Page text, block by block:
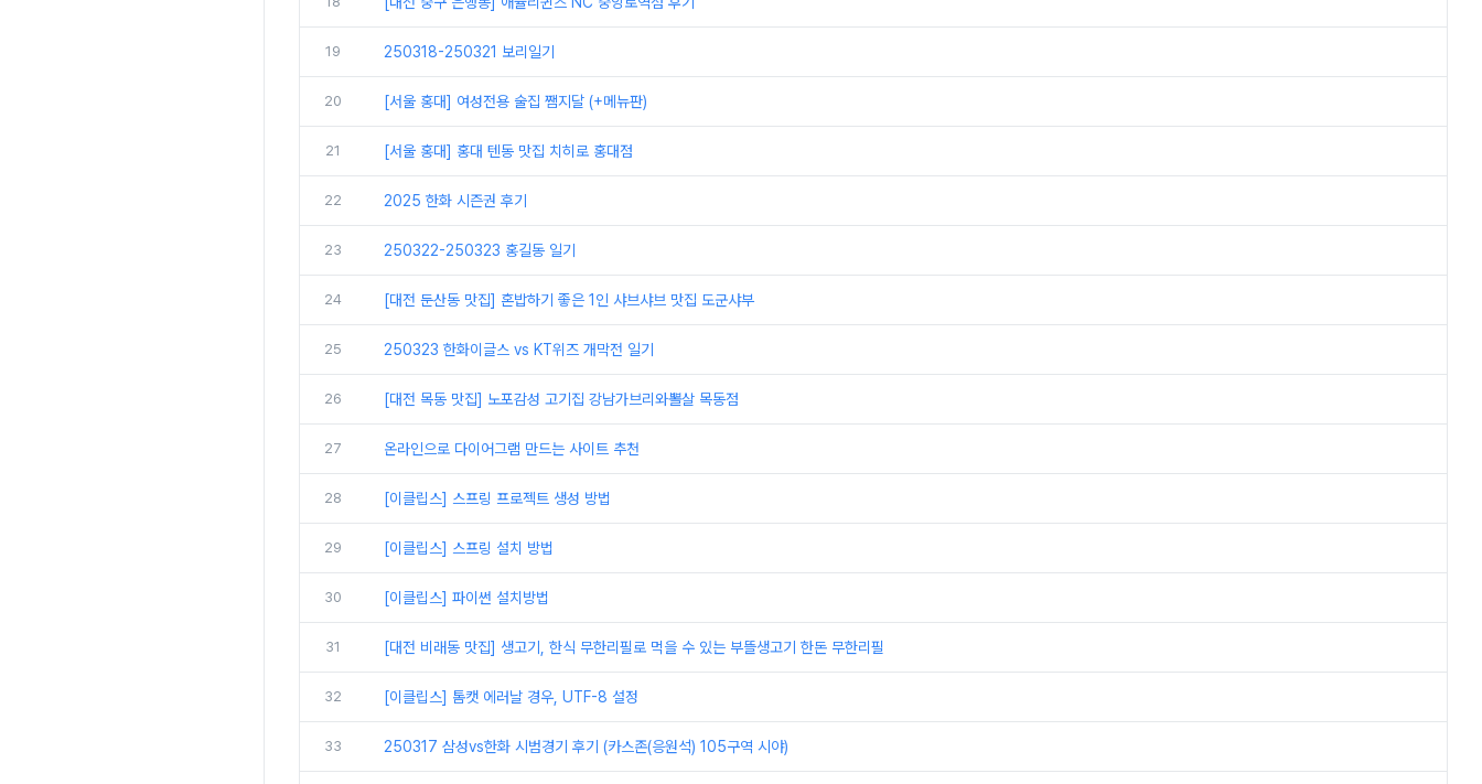
19 250318-250321 보리일기
20 [서울 홍대] 여성전용 술집 쨈지달 (+메뉴판)
21 [서울 홍대] 홍대 텐동 맛집 치히로 홍대점
22 2025 한화 시즌권 후기
23 250322-250323 홍길동 일기
24 [대전 둔산동 맛집] 혼밥하기 좋은 1인 샤브샤브 맛집 도군샤부
25 250323 한화이글스 vs KT위즈 개막전 일기
26 [대전 목동 맛집] 노포감성 고기집 강남가브리와뽈살 목동점
27 온라인으로 다이어그램 만드는 사이트 추천
28 [이클립스] 스프링 프로젝트 생성 방법
29 [이클립스] 스프링 설치 방법
30 [이클립스] 파이썬 설치방법
31 [대전 비래동 맛집] 생고기, 한식 무한리필로 먹을 수 있는 부뜰생고기 한돈 무한리필
32 [이클립스] 톰캣 에러날 경우, UTF-8 설정
33 250317 삼성vs한화 시범경기 후기 (카스존(응원석) 105구역 시야)